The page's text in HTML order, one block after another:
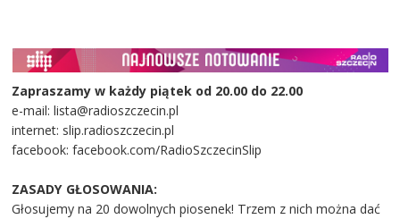
Zapraszamy w każdy piątek od 20.00 do 22.00
e-mail: lista@radioszczecin.pl
internet: slip.radioszczecin.pl
facebook: facebook.com/RadioSzczecinSlip
ZASADY GŁOSOWANIA:
Głosujemy na 20 dowolnych piosenek! Trzem z nich można dać